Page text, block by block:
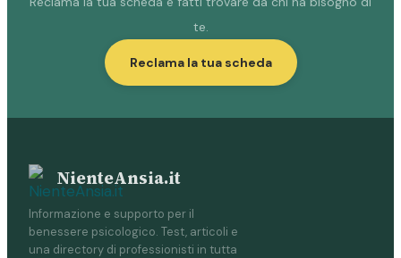
te.
Reclama la tua scheda
NienteAnsia.it
Informazione e supporto per il
benessere psicologico. Test, articoli e
una directory di professionisti in tutta